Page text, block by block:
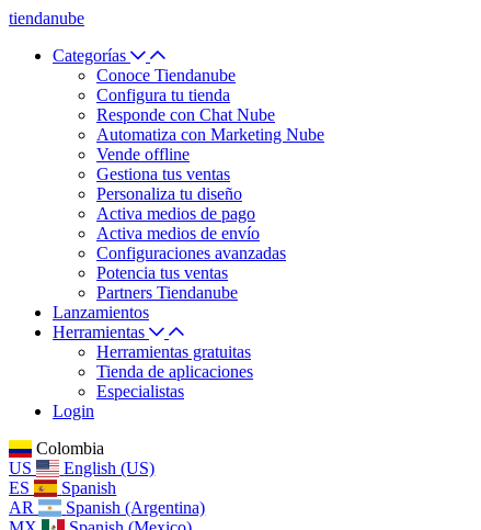
tiendanube
Categorías
Conoce Tiendanube
Configura tu tienda
Responde con Chat Nube
Automatiza con Marketing Nube
Vende offline
Gestiona tus ventas
Personaliza tu diseño
Activa medios de pago
Activa medios de envío
Configuraciones avanzadas
Potencia tus ventas
Partners Tiendanube
Lanzamientos
Herramientas
Herramientas gratuitas
Tienda de aplicaciones
Especialistas
Login
Colombia
US
English (US)
ES
Spanish
AR
Spanish (Argentina)